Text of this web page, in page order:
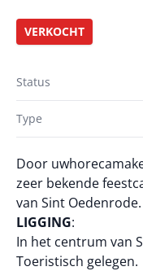
VERKOCHT
Status
Type
Door
zeer bekende
van Sint Oedenrode.
LIGGING:
In het centrum van
Toeristisch gelegen.